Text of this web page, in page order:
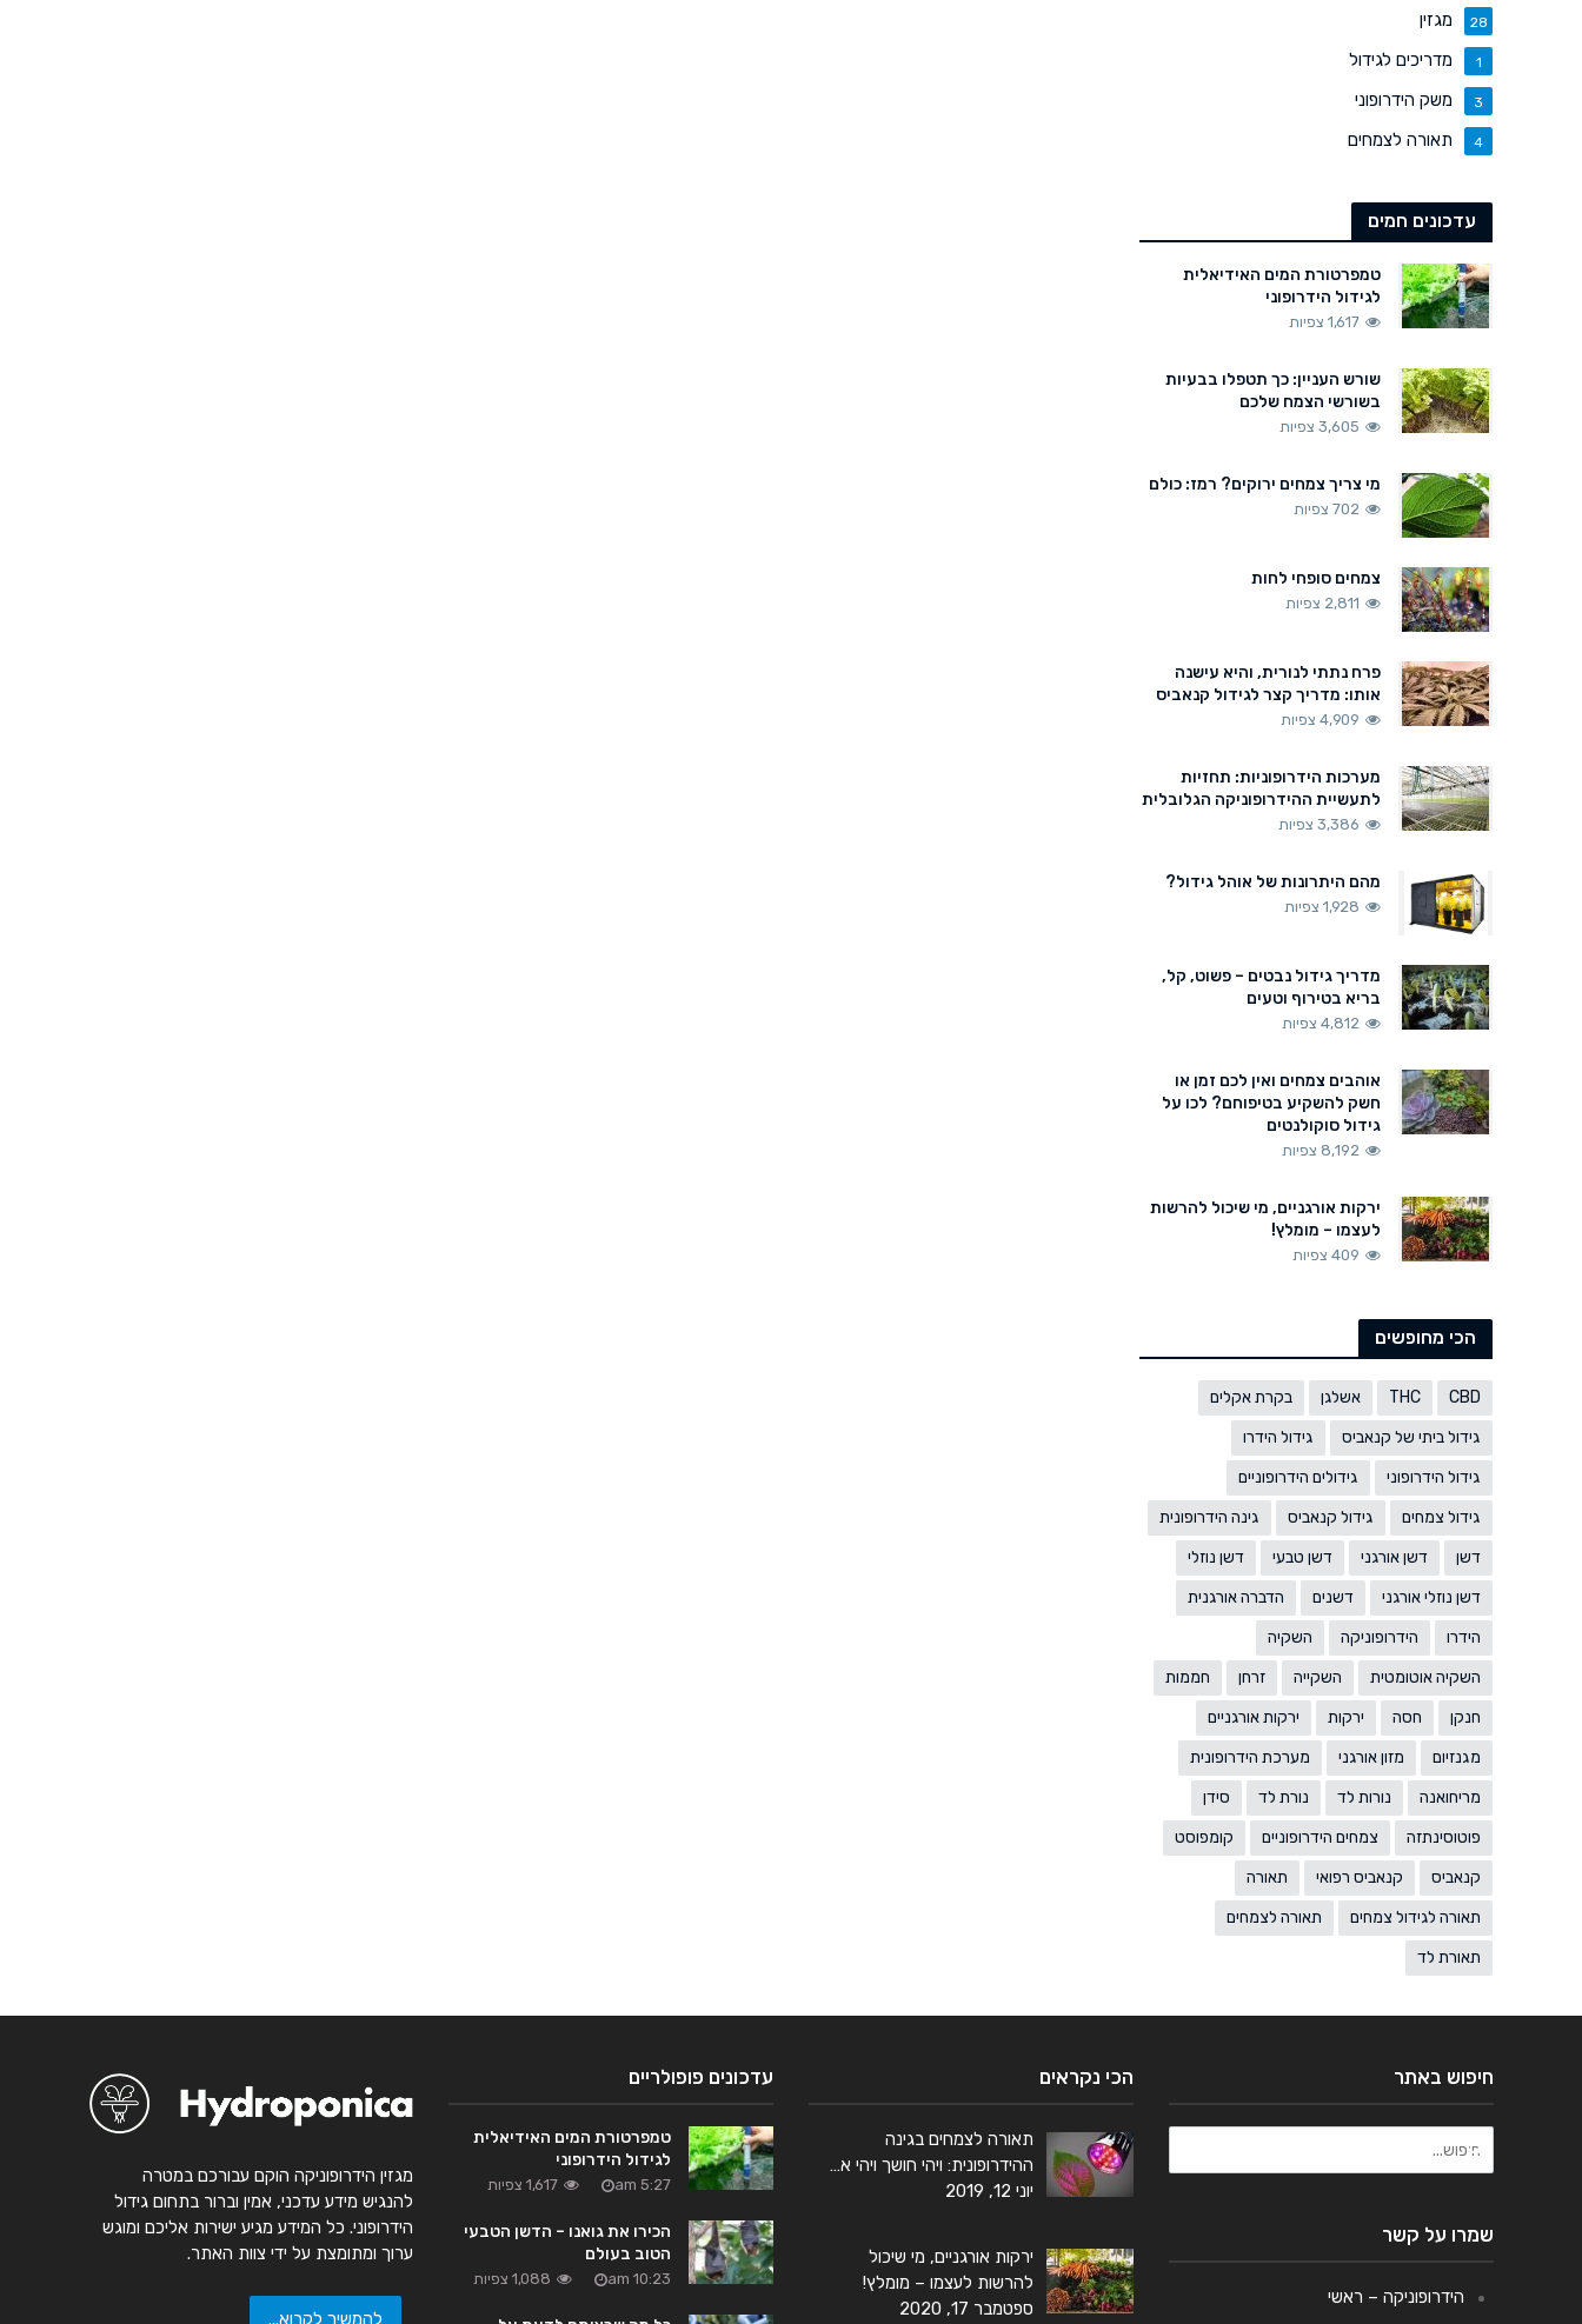
מגזין 28
מדריכים לגידול 1
משק הידרופוני 3
תאורה לצמחים 4
עדכונים חמים
טמפרטורת המים האידיאלית
לגידול הידרופוני
1,617 צפיות
שורש העניין: כך תטפלו בבעיות
בשורשי הצמח שלכם
3,605 צפיות
מי צריך צמחים ירוקים? רמז: כולם
702 צפיות
צמחים סופחי לחות
2,811 צפיות
פרח נתתי לנורית, והיא עישנה
אותו: מדריך קצר לגידול קנאביס
4,909 צפיות
מערכות הידרופוניות: תחזיות
לתעשיית ההידרופוניקה הגלובלית
3,386 צפיות
מהם היתרונות של אוהל גידול?
1,928 צפיות
מדריך גידול נבטים – פשוט, קל,
בריא בטירוף וטעים
4,812 צפיות
אוהבים צמחים ואין לכם זמן או
חשק להשקיע בטיפוחם? לכו על
גידול סוקולנטים
8,192 צפיות
ירקות אורגניים, מי שיכול להרשות
לעצמו – מומלץ!
409 צפיות
הכי מחופשים
CBD
THC אשלגן
בקרת אקלים
גידול ביתי של קנאביס
גידול הידרו
גידול הידרופוני
גידולים הידרופוניים
גידול צמחים
גידול קנאביס
גינה הידרופונית
דשן
דשן אורגני דשן טבעי
דשן נוזלי
דשן נוזלי אורגני
דשנים
הדברה אורגנית
הידרו
הידרופוניקה
השקיה
השקיה אוטומטית
השקייה זרחן
חממות
חנקן
חסה ירקות
ירקות אורגניים
מגנזיום
מזון אורגני
מערכת הידרופונית
מריחואנה
נורות לד נורת לד
סידן
פוטוסינתזה
צמחים הידרופוניים
קומפוסט
קנאביס
קנאביס רפואי
תאורה
תאורה לגידול צמחים
תאורה לצמחים
תאורת לד
מגזין הידרופוניקה הוקם עבורכם במטרה
להנגיש מידע עדכני, אמין וברור בתחום גידול
הידרופוני. כל המידע מגיע ישירות אליכם ומוגש
ערוך ומתומצת על ידי צוות האתר.
להמשיך לקרוא...
עדכונים פופולריים
טמפרטורת המים האידיאלית
לגידול הידרופוני
5:27 am 1,617 צפיות
הכירו את גואנו – הדשן הטבעי
הטוב בעולם
10:23 am 1,088 צפיות
הכי נקראים
תאורה לצמחים בגינה
ההידרופונית: ויהי חושך ויהי א…
יוני 12, 2019
ירקות אורגניים, מי שיכול
להרשות לעצמו – מומלץ!
ספטמבר 17, 2020
חיפוש באתר
שמרו על קשר
הידרופוניקה – ראשי